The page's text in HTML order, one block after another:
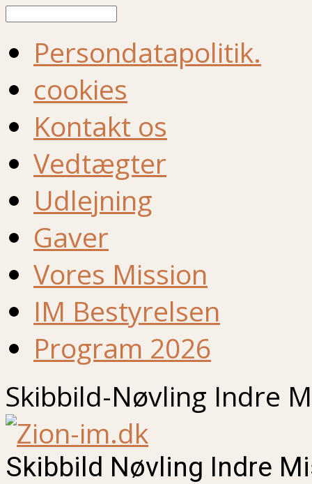
Persondatapolitik.
cookies
Kontakt os
Vedtægter
Udlejning
Gaver
Vores Mission
IM Bestyrelsen
Program 2026
Skibbild-Nøvling Indre
Skibbild Nøvling Indre